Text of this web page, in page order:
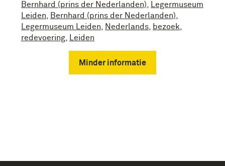
Bernhard (prins der Nederlanden)
Legermuseum
Leiden
Bernhard (prins der Nederlanden)
Legermuseum Leiden
Nederlands bezoek
redevoering
Leiden
Minder informatie